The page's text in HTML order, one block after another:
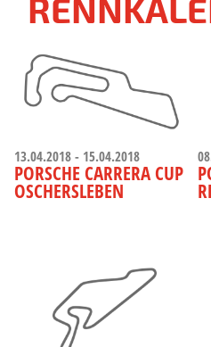
13.04.2018 - 15.04.2018
PORSCHE CARRERA CUP
OSCHERSLEBEN